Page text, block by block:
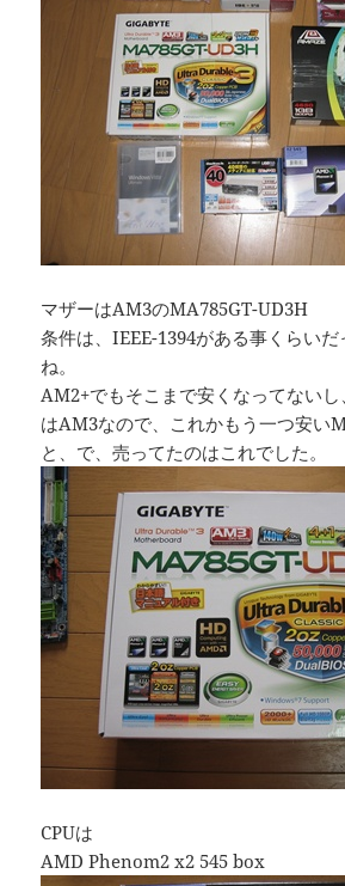
マザーはAM3のMA785GT-UD3H
条件は、IEEE-1394がある事くらい
ね。
AM2+でもそこまで安くなってない
はAM3なので、これかもう一つ安い
と、で、売ってたのはこれでした。
CPUは
AMD Phenom2 x2 545 box